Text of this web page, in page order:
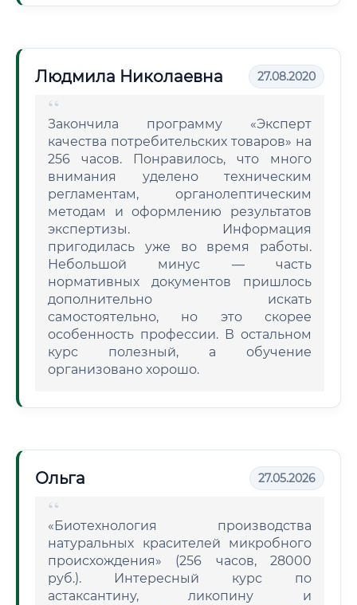
Людмила Николаевна 27.08.2020
Закончила программу «Эксперт
качества потребительских товаров» на
256 часов. Понравилось, что много
внимания уделено техническим
регламентам, органолептическим
методам и оформлению результатов
экспертизы. Информация
пригодилась уже во время работы.
Небольшой минус — часть
нормативных документов пришлось
дополнительно искать
самостоятельно, но это скорее
особенность профессии. В остальном
курс полезный, а обучение
организовано хорошо.
Ольга 27.05.2026
«Биотехнология производства
натуральных красителей микробного
происхождения» (256 часов, 28000
руб.). Интересный курс по
астаксантину, ликопину и